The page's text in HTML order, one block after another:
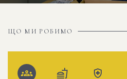
ЩО МИ РОБИМО